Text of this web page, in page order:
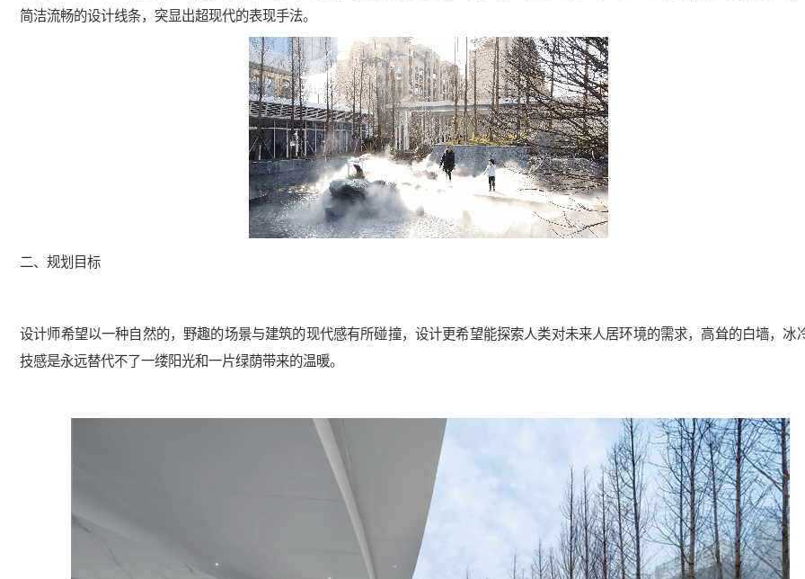
简洁流畅的设计线条，突显出超现代的表现手法。
二、规划目标
设计师希望以一种自然的，野趣的场景与建筑的现代感有所碰撞，设计更希望能探索人类对未来人居环境的需求，高耸的白墙，冰
技感是永远替代不了一缕阳光和一片绿荫带来的温暖。